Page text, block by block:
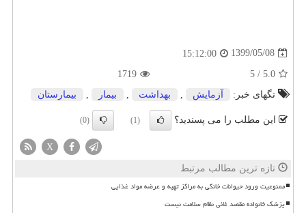
1399/05/08
15:12:00
5.0
/
5
1719
تگهای خبر:
آزمایش بهداشت بیمار بیمارستان
این مطلب را می پسندید؟ (1)
(0)
X
تازه ترین مطالب مرتبط
ممنوعیت ورود حیوانات خانگی به مراکز تهیه و عرضه مواد غذایی
پزشک خانواده مقصد غائی نظام سلامت نیست